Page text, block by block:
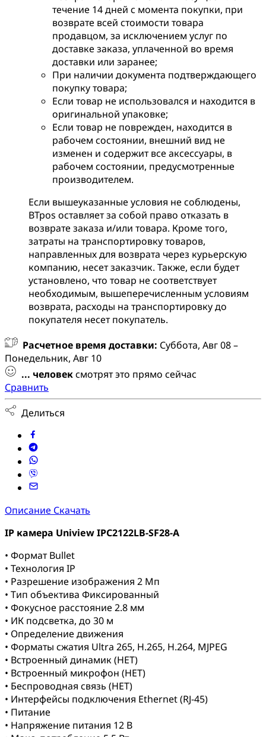
течение 14 дней с момента покупки, при
возврате всей стоимости товара
продавцом, за исключением услуг по
доставке заказа, уплаченной во время
доставки или заранее;
При наличии документа подтверждающего
покупку товара;
Если товар не использовался и находится в
оригинальной упаковке;
Если товар не поврежден, находится в
рабочем состоянии, внешний вид не
изменен и содержит все аксессуары, в
рабочем состоянии, предусмотренные
производителем.
Если вышеуказанные условия не соблюдены,
BTpos оставляет за собой право отказать в
возврате заказа и/или товара. Кроме того,
затраты на транспортировку товаров,
направленных для возврата через курьерскую
компанию, несет заказчик. Также, если будет
установлено, что товар не соответствует
необходимым, вышеперечисленным условиям
возврата, расходы на транспортировку до
покупателя несет покупатель.
Расчетное время доставки: Суббота, Авг 08 –
Понедельник, Авг 10
... человексмотрят это прямо сейчас
Сравнить
Делиться
Описание Скачать
IP камера Uniview IPC2122LB-SF28-A
• Формат Bullet
• Технология IP
• Разрешение изображения 2 Мп
• Тип объектива Фиксированный
• Фокусное расстояние 2.8 мм
• ИК подсветка, до 30 м
• Определение движения
• Форматы сжатия Ultra 265, H.265, H.264, MJPEG
• Встроенный динамик (НЕТ)
• Встроенный микрофон (НЕТ)
• Беспроводная связь (НЕТ)
• Интерфейсы подключения Ethernet (RJ-45)
• Питание
• Напряжение питания 12 В